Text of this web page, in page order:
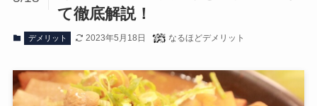
て徹底解説！
デメリット 2023年5月18日 なるほどデメリット